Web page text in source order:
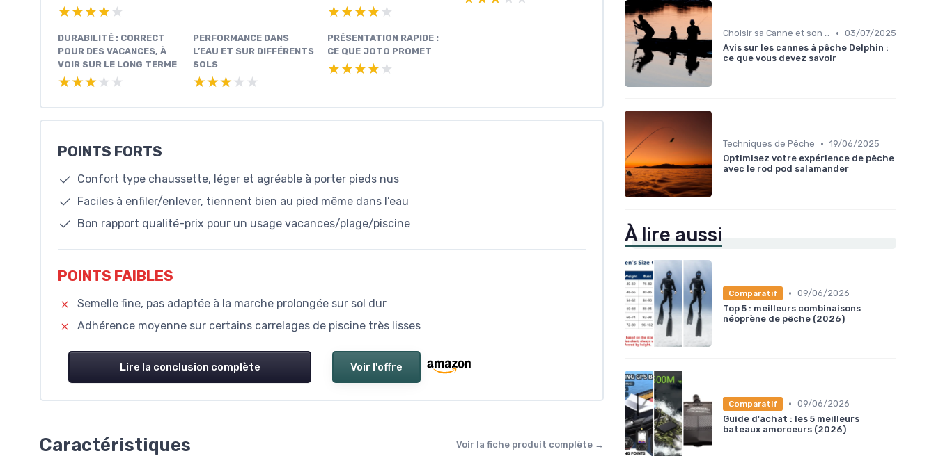
★★★★★
★★★★★ ★★★★★
★★★★★
DURABILITÉ : CORRECT
POUR DES VACANCES, À
VOIR SUR LE LONG TERME
★★★★★
★★★★★
PERFORMANCE DANS
L’EAU ET SUR DIFFÉRENTS
SOLS
★★★★★
★★★★★
PRÉSENTATION RAPIDE :
CE QUE JOTO PROMET
★★★★★
★★★★★
POINTS FORTS
Confort type chaussette, léger et agréable à porter pieds nus
Faciles à enfiler/enlever, tiennent bien au pied même dans l’eau
Bon rapport qualité-prix pour un usage vacances/plage/piscine
POINTS FAIBLES
Semelle fine, pas adaptée à la marche prolongée sur sol dur
Adhérence moyenne sur certains carrelages de piscine très lisses
Lire la conclusion complète Voir l'offre
Caractéristiques Voir la fiche produit complète →
Choisir sa Canne et son Équipement • 03/07/2025
Avis sur les cannes à pêche Delphin :
ce que vous devez savoir
Techniques de Pêche • 19/06/2025
Optimisez votre expérience de pêche
avec le rod pod salamander
À lire aussi
Comparatif • 09/06/2026
Top 5 : meilleurs combinaisons
néoprène de pêche (2026)
Comparatif • 09/06/2026
Guide d'achat : les 5 meilleurs
bateaux amorceurs (2026)